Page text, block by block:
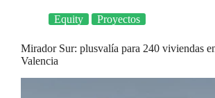
Equity Proyectos
Mirador Sur: plusvalía para 240 viviendas
Valencia